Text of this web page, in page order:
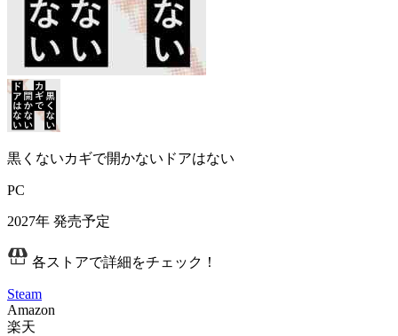
黒くないカギで開かないドアはない
PC
2027年 発売予定
各ストアで詳細をチェック！
Steam
Amazon
楽天